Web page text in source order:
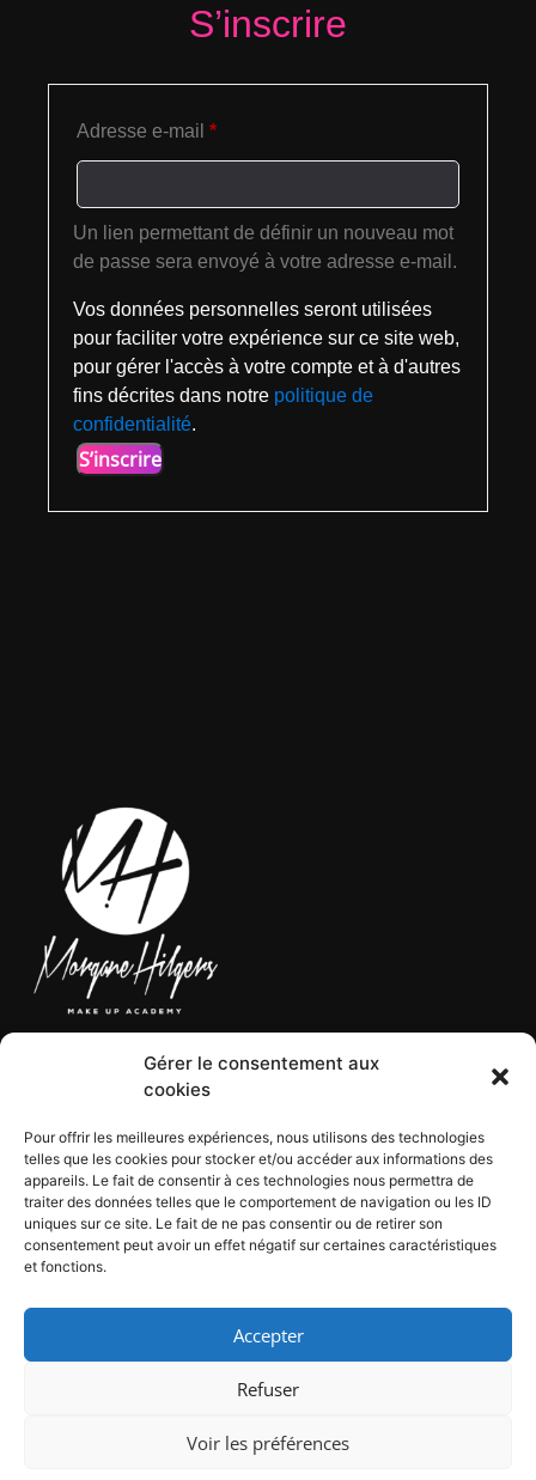
Gérer le consentement aux
cookies
Pour offrir les meilleures expériences, nous utilisons des technologies
telles que les cookies pour stocker et/ou accéder aux informations des
appareils. Le fait de consentir à ces technologies nous permettra de
traiter des données telles que le comportement de navigation ou les ID
uniques sur ce site. Le fait de ne pas consentir ou de retirer son
consentement peut avoir un effet négatif sur certaines caractéristiques
et fonctions.
Accepter
Refuser
Voir les préférences
S’inscrire
Adresse e-mail *
Un lien permettant de définir un nouveau mot
de passe sera envoyé à votre adresse e-mail.
Vos données personnelles seront utilisées
pour faciliter votre expérience sur ce site web,
pour gérer l'accès à votre compte et à d'autres
fins décrites dans notre politique de
confidentialité.
S’inscrire
CGV
CGU
Mentions légales
Politique de confidentialité